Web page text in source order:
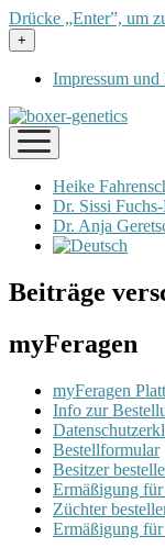
Drücke „Enter”, um
Menü
öffnen
+
Impressum und
Menü
öffnen
Heike
Dr. Sissi
Dr. Anja
Beiträge
myFeragen
myFeragen
Info zur
Bestellformular
Besitzer
Ermäßigung
Züchter
Ermäßigung